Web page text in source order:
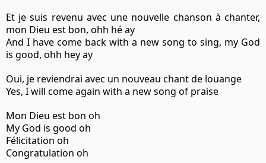
Et je suis revenu avec une nouvelle chanson à chanter,
mon Dieu est bon, ohh hé ay
And I have come back with a new song to sing, my God
is good, ohh hey ay
Oui, je reviendrai avec un nouveau chant de louange
Yes, I will come again with a new song of praise
Mon Dieu est bon oh
My God is good oh
Félicitation oh
Congratulation oh